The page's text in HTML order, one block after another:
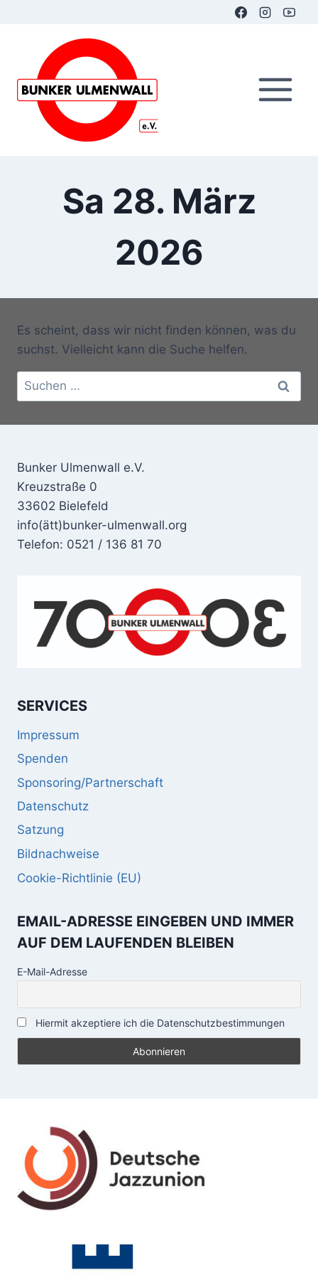
Sa 28. März
2026
Es scheint, dass wir nicht finden können, was du
suchst. Vielleicht kann die Suche helfen.
Suchen
nach:
Bunker Ulmenwall e.V.
Kreuzstraße 0
33602 Bielefeld
info(ätt)bunker-ulmenwall.org
Telefon: 0521 / 136 81 70
SERVICES
Impressum
Spenden
Sponsoring/Partnerschaft
Datenschutz
Satzung
Bildnachweise
Cookie-Richtlinie (EU)
EMAIL-ADRESSE EINGEBEN UND IMMER
AUF DEM LAUFENDEN BLEIBEN
E-Mail-Adresse
Hiermit akzeptiere ich die Datenschutzbestimmungen